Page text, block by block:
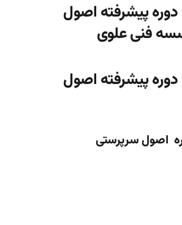
پیشرفته اصول
فنی علوی
پیشرفته اصول
اصول سرپرستی